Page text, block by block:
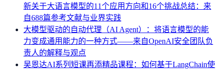
新关于大语言模型的11个应用方向和16个挑战总结：来
自688篇参考文献与业界实践
大模型驱动的自动代理（AI Agent）：将语言模型的能
力变成通用能力的一种方式——来自OpenAI安全团队负
责人的解释与观点
吴恩达AI系列短课再添精品课程：如何基于LangChain使